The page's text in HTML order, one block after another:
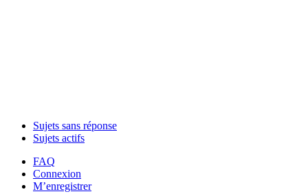
Sujets sans réponse
Sujets actifs
FAQ
Connexion
M’enregistrer